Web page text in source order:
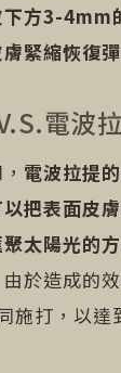
方3-4mm
緊縮恢復
電波
電波拉提
把表面皮
太陽光的
於造成的
施打，以達